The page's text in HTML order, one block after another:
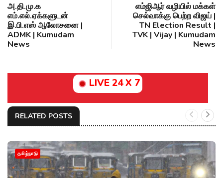
அ.தி.மு.க
எம்.எல்.ஏக்களுடன்
இ.பி.எஸ் ஆலோசனை |
ADMK | Kumudam
News
எம்ஜிஆர் வழியில் மக்கள்
செல்வாக்கு பெற்ற விஜய் |
TN Election Result |
TVK | Vijay | Kumudam
News
LIVE 24 X 7
RELATED POSTS
தமிழ்நாடு